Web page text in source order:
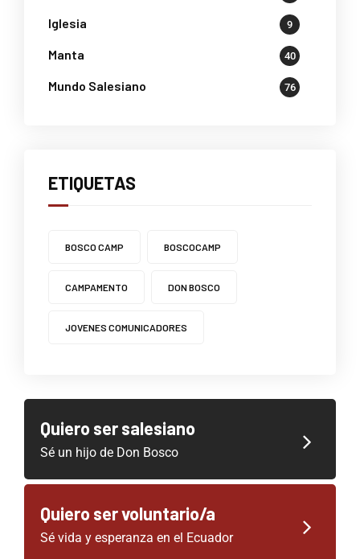
Iglesia 9
Manta 40
Mundo Salesiano 76
ETIQUETAS
BOSCO CAMP BOSCOCAMP
CAMPAMENTO DON BOSCO
JOVENES COMUNICADORES
Quiero ser salesiano
Sé un hijo de Don Bosco
Quiero ser voluntario/a
Sé vida y esperanza en el Ecuador